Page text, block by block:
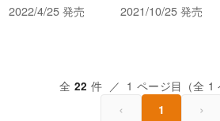
2022/4/25 発売 2021/10/25 発売
全 22 件 ／ 1 ページ目（全 1
‹ 1 ›